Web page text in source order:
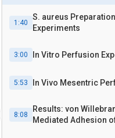
1:40
S. aureus
Experiments
3:00 In Vitro Perfusion
5:53 In Vivo Mesentric
8:08
Results: von
Mediated Adhesion